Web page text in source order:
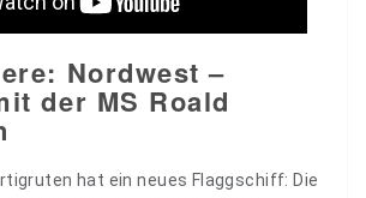
Nordwest –
der MS Roald
hat ein neues Flaggschiff: Die